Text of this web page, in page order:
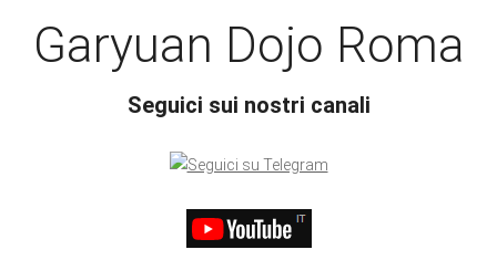
Garyuan Dojo Roma
Seguici sui nostri canali